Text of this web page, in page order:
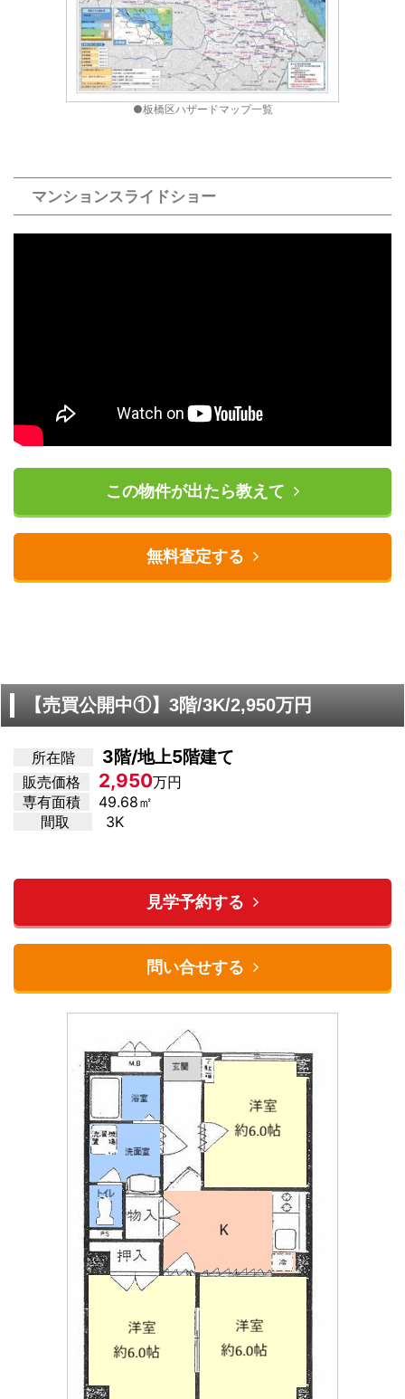
●板橋区ハザードマップ一覧
マンションスライドショー
この物件が出たら教えて
無料査定する
【売買公開中①】3階/3K/2,950万円
所在階 3階/地上5階建て
販売価格 2,950万円
専有面積
49.68㎡
間取
3K
見学予約する
問い合せする